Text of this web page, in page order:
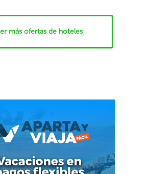
más ofertas de hoteles